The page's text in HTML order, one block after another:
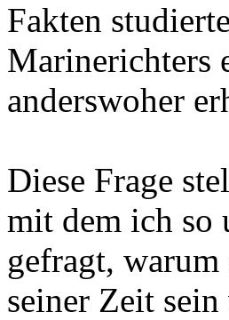
Fakten
Marinerichters
anderswoher
Diese Frage
mit dem ich so
gefragt,
seiner Zeit